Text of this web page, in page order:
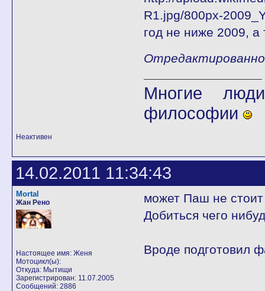
год не ниже 2009, а
Отредактированно
Многие
философии
Неактивен
14.02.2011 11:34:43
Mortal
Жан Рено
Настоящее имя: Женя
Мотоцикл(ы):
Откуда: Мытищи
Зарегистрирован: 11.07.2005
Сообщений: 2886
может Паш не
Добиться чего
Вроде подготовил